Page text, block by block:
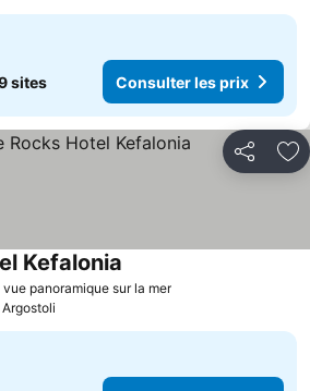
sites Consulter les prix
Partager
panoramique sur la mer
Kefalonia
Argostoli